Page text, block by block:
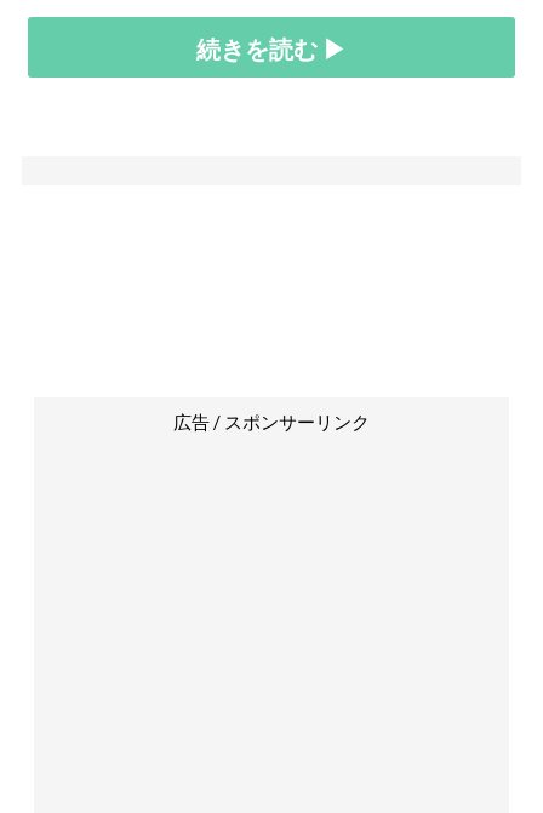
続きを読む ▶
広告 / スポンサーリンク